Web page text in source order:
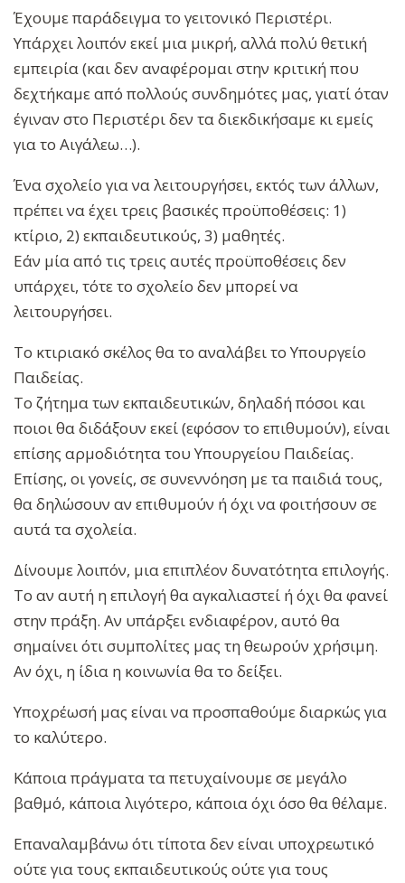
Έχουμε παράδειγμα το γειτονικό Περιστέρι.
Υπάρχει λοιπόν εκεί μια μικρή, αλλά πολύ θετική
εμπειρία (και δεν αναφέρομαι στην κριτική που
δεχτήκαμε από πολλούς συνδημότες μας, γιατί όταν
έγιναν στο Περιστέρι δεν τα διεκδικήσαμε κι εμείς
για το Αιγάλεω…).
Ένα σχολείο για να λειτουργήσει, εκτός των άλλων,
πρέπει να έχει τρεις βασικές προϋποθέσεις: 1)
κτίριο, 2) εκπαιδευτικούς, 3) μαθητές.
Εάν μία από τις τρεις αυτές προϋποθέσεις δεν
υπάρχει, τότε το σχολείο δεν μπορεί να
λειτουργήσει.
Το κτιριακό σκέλος θα το αναλάβει το Υπουργείο
Παιδείας.
Το ζήτημα των εκπαιδευτικών, δηλαδή πόσοι και
ποιοι θα διδάξουν εκεί (εφόσον το επιθυμούν), είναι
επίσης αρμοδιότητα του Υπουργείου Παιδείας.
Επίσης, οι γονείς, σε συνεννόηση με τα παιδιά τους,
θα δηλώσουν αν επιθυμούν ή όχι να φοιτήσουν σε
αυτά τα σχολεία.
Δίνουμε λοιπόν, μια επιπλέον δυνατότητα επιλογής.
Το αν αυτή η επιλογή θα αγκαλιαστεί ή όχι θα φανεί
στην πράξη. Αν υπάρξει ενδιαφέρον, αυτό θα
σημαίνει ότι συμπολίτες μας τη θεωρούν χρήσιμη.
Αν όχι, η ίδια η κοινωνία θα το δείξει.
Υποχρέωσή μας είναι να προσπαθούμε διαρκώς για
το καλύτερο.
Κάποια πράγματα τα πετυχαίνουμε σε μεγάλο
βαθμό, κάποια λιγότερο, κάποια όχι όσο θα θέλαμε.
Επαναλαμβάνω ότι τίποτα δεν είναι υποχρεωτικό
ούτε για τους εκπαιδευτικούς ούτε για τους